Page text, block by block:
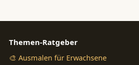
Themen-Ratgeber
🎨 Ausmalen für Erwachsene